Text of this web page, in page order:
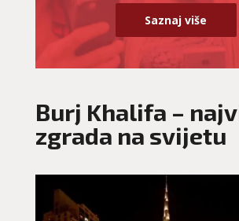
Saznaj više
Burj Khalifa –
zgrada na svijetu